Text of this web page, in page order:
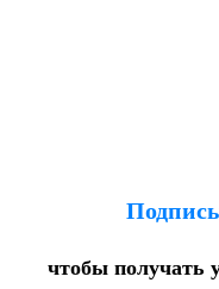
чтобы получать